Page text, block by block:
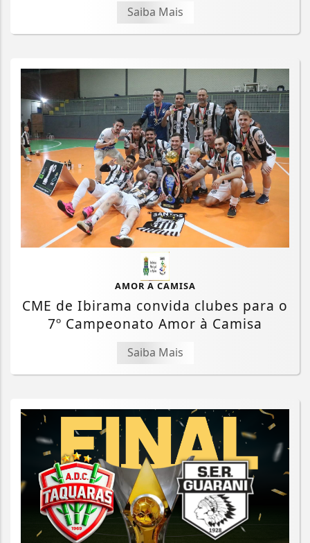
Saiba Mais
AMOR A CAMISA
CME de Ibirama convida clubes para o
7º Campeonato Amor à Camisa
Saiba Mais